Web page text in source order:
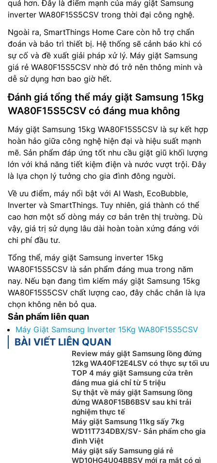
quả hơn. Đây là điểm mạnh của máy giặt Samsung
inverter WA80F15S5CSV trong thời đại công nghệ.
Ngoài ra, SmartThings Home Care còn hỗ trợ chẩn
đoán và bảo trì thiết bị. Hệ thống sẽ cảnh báo khi có
sự cố và đề xuất giải pháp xử lý. Máy giặt Samsung
giá rẻ WA80F15S5CSV nhờ đó trở nên thông minh và
dễ sử dụng hơn bao giờ hết.
Đánh giá tổng thể máy giặt Samsung 15kg
WA80F15S5CSV có đáng mua không
Máy giặt Samsung 15kg WA80F15S5CSV là sự kết hợp
hoàn hảo giữa công nghệ hiện đại và hiệu suất mạnh
mẽ. Sản phẩm đáp ứng tốt nhu cầu giặt giũ khối lượng
lớn với khả năng tiết kiệm điện và nước vượt trội. Đây
là lựa chọn lý tưởng cho gia đình đông người.
Về ưu điểm, máy nổi bật với AI Wash, EcoBubble,
Inverter và SmartThings. Tuy nhiên, giá thành có thể
cao hơn một số dòng máy cơ bản trên thị trường. Dù
vậy, giá trị sử dụng lâu dài hoàn toàn xứng đáng với
chi phí đầu tư.
Tổng thể, máy giặt Samsung inverter 15kg
WA80F15S5CSV là sản phẩm đáng mua trong năm
nay. Nếu bạn đang tìm kiếm máy giặt Samsung 15kg
WA80F15S5CSV chất lượng cao, đây chắc chắn là lựa
chọn không nên bỏ qua.
Sản phẩm liên quan
Máy Giặt Samsung Inverter 15Kg WA80F15S5CSV
BÀI VIẾT LIÊN QUAN
Review máy giặt Samsung lồng đứng
12kg WA40F12E4LSV có thực sự tối ưu
TOP 4 máy giặt Samsung cửa trên
đáng mua giá chỉ từ 5 triệu
Sự thật về máy giặt Samsung lồng
đứng WA80F15B6BSV sau khi trải
nghiệm thực tế
Máy giặt Samsung 11kg sấy 7kg
WD11T734DBX/SV- Sản phẩm cho gia
đình Việt
Máy giặt sấy Samsung giá rẻ
WD10HG4U04BBSV mới ra mắt có gì